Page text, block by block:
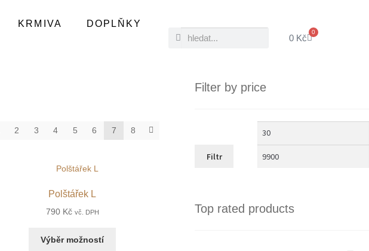
KRMIVA DOPLŇKY
0 Kč
0
2 3 4 5 6 7 8
Polštářek L
790 Kč vč. DPH
Výběr možností
Filter by price
Filtr
Top rated products